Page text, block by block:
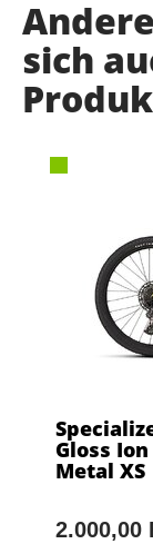
sich
Gloss
Metal XS
2.000,00